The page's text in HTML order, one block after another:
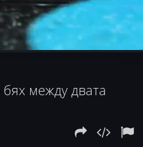
между двата